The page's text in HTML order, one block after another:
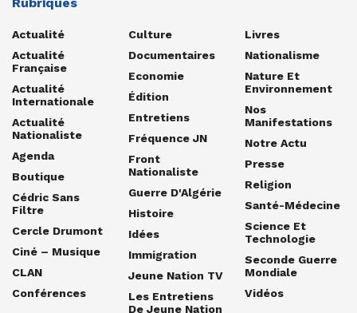
Actualité
Actualité
Française
Actualité
Internationale
Actualité
Nationaliste
Agenda
Boutique
Cédric Sans
Filtre
Cercle Drumont
Ciné – Musique
CLAN
Conférences
Culture
Documentaires
Economie
Édition
Entretiens
Fréquence JN
Front
Nationaliste
Guerre D'Algérie
Histoire
Idées
Immigration
Jeune Nation TV
Les Entretiens
De Jeune Nation
Livres
Nationalisme
Nature Et
Environnement
Nos
Manifestations
Notre Actu
Presse
Religion
Santé-Médecine
Science Et
Technologie
Seconde Guerre
Mondiale
Vidéos